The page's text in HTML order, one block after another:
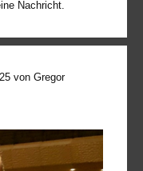
Nachricht.
von Gregor